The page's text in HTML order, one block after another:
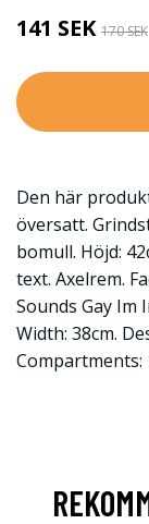
141 SEK 170 SEK
Den här
översatt.
bomull. Höjd:
text. Axelrem.
Sounds Gay Im
Width: 38cm.
Compartments: